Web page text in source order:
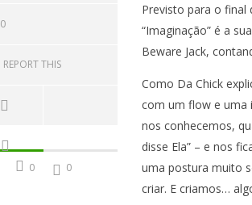
0
REPORT THIS
0 0
Previsto para o final
“Imaginação” é a
Beware Jack,
Como Da Chick
com um flow e uma
nos conhecemos,
disse Ela” – e nos
uma postura muito
criar. E criamos…